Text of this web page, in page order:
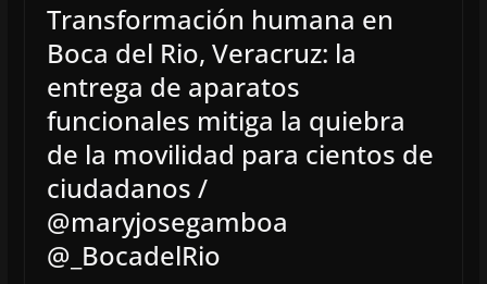
Transformación humana en
Boca del Rio, Veracruz: la
entrega de aparatos
funcionales mitiga la quiebra
de la movilidad para cientos de
ciudadanos /
@maryjosegamboa
@_BocadelRio